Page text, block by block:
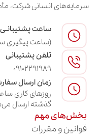
سرمایه‌های انسانی شرکت،
ساعت پشتیبانـی همه
(ساعت پیگیری
تلفن پشتیبانی
09102291989
زمان ارسال
گذشته ارسال
بخش‌های مهم
قوانین و مقررات